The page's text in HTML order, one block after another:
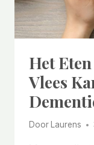
Het
Vlees
Door Laurens